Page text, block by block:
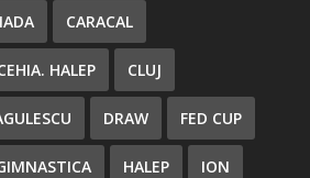
CARACAL
HALEP CLUJ
DRAW FED CUP
HALEP ION